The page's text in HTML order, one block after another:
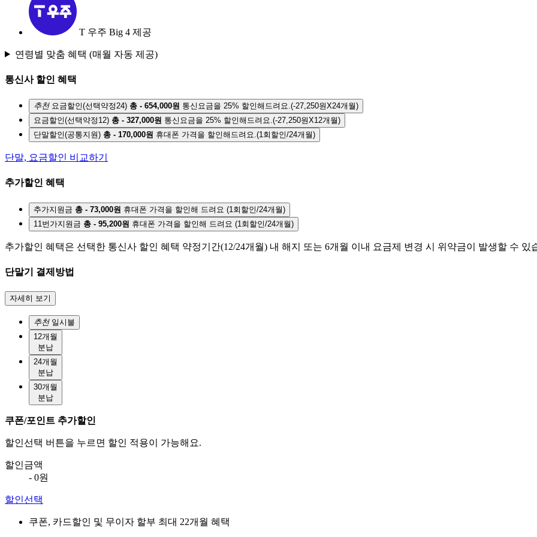
T 우주 Big 4 제공
연령별 맞춤 혜택 (매월 자동 제공)
통신사 할인 혜택
추천 요금할인(선택약정24) 총 - 654,000원 통신요금을 25% 할인해드려요.(-27,250원X24개월)
요금할인(선택약정12) 총 - 327,000원 통신요금을 25% 할인해드려요.(-27,250원X12개월)
단말할인(공통지원) 총 - 170,000원 휴대폰 가격을 할인해드려요.(1회할인/24개월)
단말, 요금할인 비교하기
추가할인 혜택
추가지원금 총 - 73,000원 휴대폰 가격을 할인해 드려요 (1회할인/24개월)
11번가지원금 총 - 95,200원 휴대폰 가격을 할인해 드려요 (1회할인/24개월)
추가할인 혜택은 선택한 통신사 할인 혜택 약정기간(12/24개월) 내 해지 또는 6개월 이내 요금제 변경 시 위약금이 발생할 수 있
단말기 결제방법
자세히 보기
추천 일시불
12개월
분납
24개월
분납
30개월
분납
쿠폰/포인트 추가할인
할인선택 버튼을 누르면 할인 적용이 가능해요.
할인금액
- 0원
할인선택
쿠폰, 카드할인 및 무이자 할부 최대 22개월 혜택